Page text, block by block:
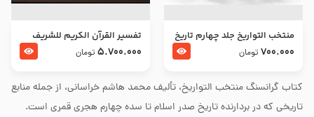
کتاب گرانسنگ منتخب التواريخ، تألیف محمد هاشم خراسانی، از جمله منابع
تاریخی که در بردارنده تاریخ صدر اسلام تا سده چهارم هجری قمری است.
منتخب التواریخ جلد چهارم تاریخ
امام زین العابدین و امام محمد
700.000 تومان
تفسير القرآن الكريم للشريف
المرتضي قدس سرّه
5.700.000 تومان